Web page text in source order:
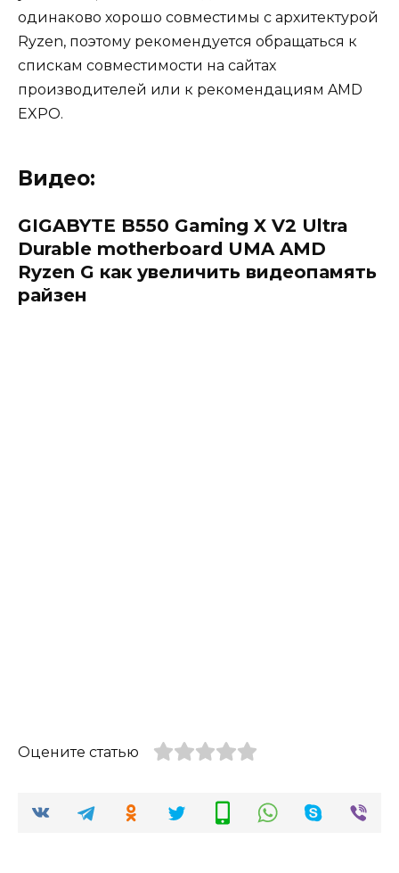
одинаково хорошо совместимы с архитектурой
Ryzen, поэтому рекомендуется обращаться к
спискам совместимости на сайтах
производителей или к рекомендациям AMD
EXPO.
Видео:
GIGABYTE B550 Gaming X V2 Ultra
Durable motherboard UMA AMD
Ryzen G как увеличить видеопамять
райзен
Оцените статью